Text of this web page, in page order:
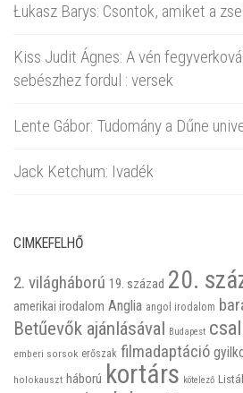
Łukasz Barys: Csontok, amiket a
Kiss Judit Ágnes: A vén
sebészhez fordul : versek
Lente Gábor: Tudomány a Dűne
Jack Ketchum: Ivadék
CIMKEFELHŐ
2. világháború 19. század 20.
amerikai irodalom Anglia angol irodalom
Betűevők ajánlásával Budapest
emberi sorsok erőszak filmadaptáció
holokauszt háború kortárs kötelező